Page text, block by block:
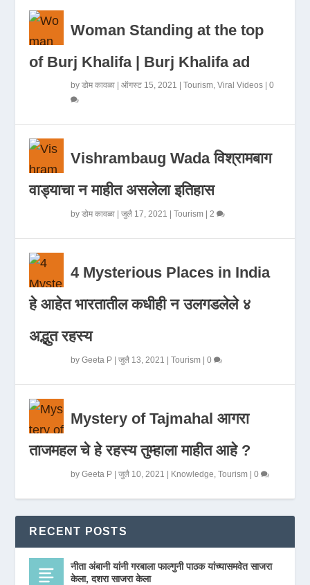
Woman Standing at the top
of Burj Khalifa | Burj Khalifa ad
byडोम कावळा |ऑगस्ट 15, 2021 |Tourism ,Viral Videos |0
Vishrambaug Wada विश्रामबाग
वाड्याचा न माहीत असलेला इतिहास
byडोम कावळा |जुलै 17, 2021 |Tourism | 2
4 Mysterious Places in India
हे आहेत भारतातील कधीही न उलगडलेले ४
अद्भुत रहस्य
byGeeta P |जुलै 13, 2021 |Tourism |0
Mystery of Tajmahal आगरा
ताजमहल चे हे रहस्य तुम्हाला माहीत आहे ?
byGeeta P |जुलै 10, 2021 | Knowledge ,Tourism |0
RECENT POSTS
नीता अंबानी यांनी गरबाला फाल्गुनी पाठक यांच्यासमवेत साजरा
केला, दशरा साजरा केला